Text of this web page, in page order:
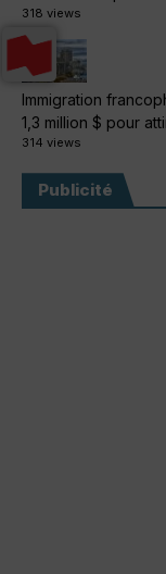
318 views
Immigration
1,3 million $ pour
314 views
Publicité